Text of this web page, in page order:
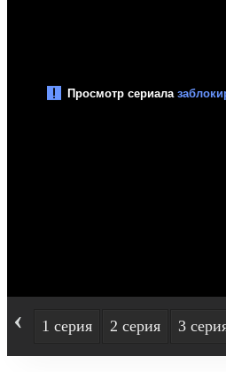
‹ 1 серия 2 серия 3